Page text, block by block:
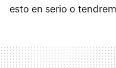
esto en serio o